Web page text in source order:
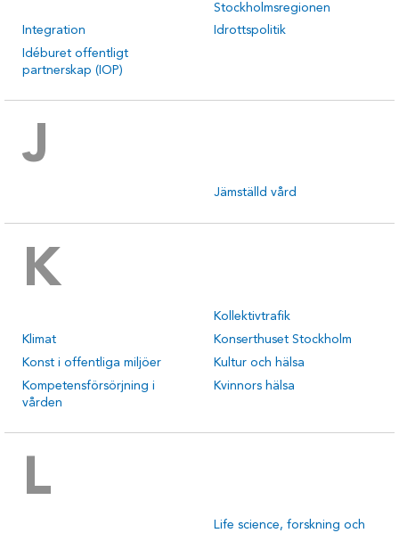
Stockholmsregionen
Integration
Idrottspolitik
Idéburet offentligt
partnerskap (IOP)
J
Jämställd vård
K
Kollektivtrafik
Klimat
Konserthuset Stockholm
Konst i offentliga miljöer
Kultur och hälsa
Kompetensförsörjning i
vården
Kvinnors hälsa
L
Life science, forskning och